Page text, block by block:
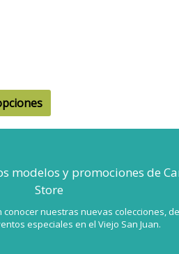
producto
variantes.
Las
opciones
se
modelos y promociones de
Store
conocer nuestras nuevas colecciones,
especiales en el Viejo San Juan.